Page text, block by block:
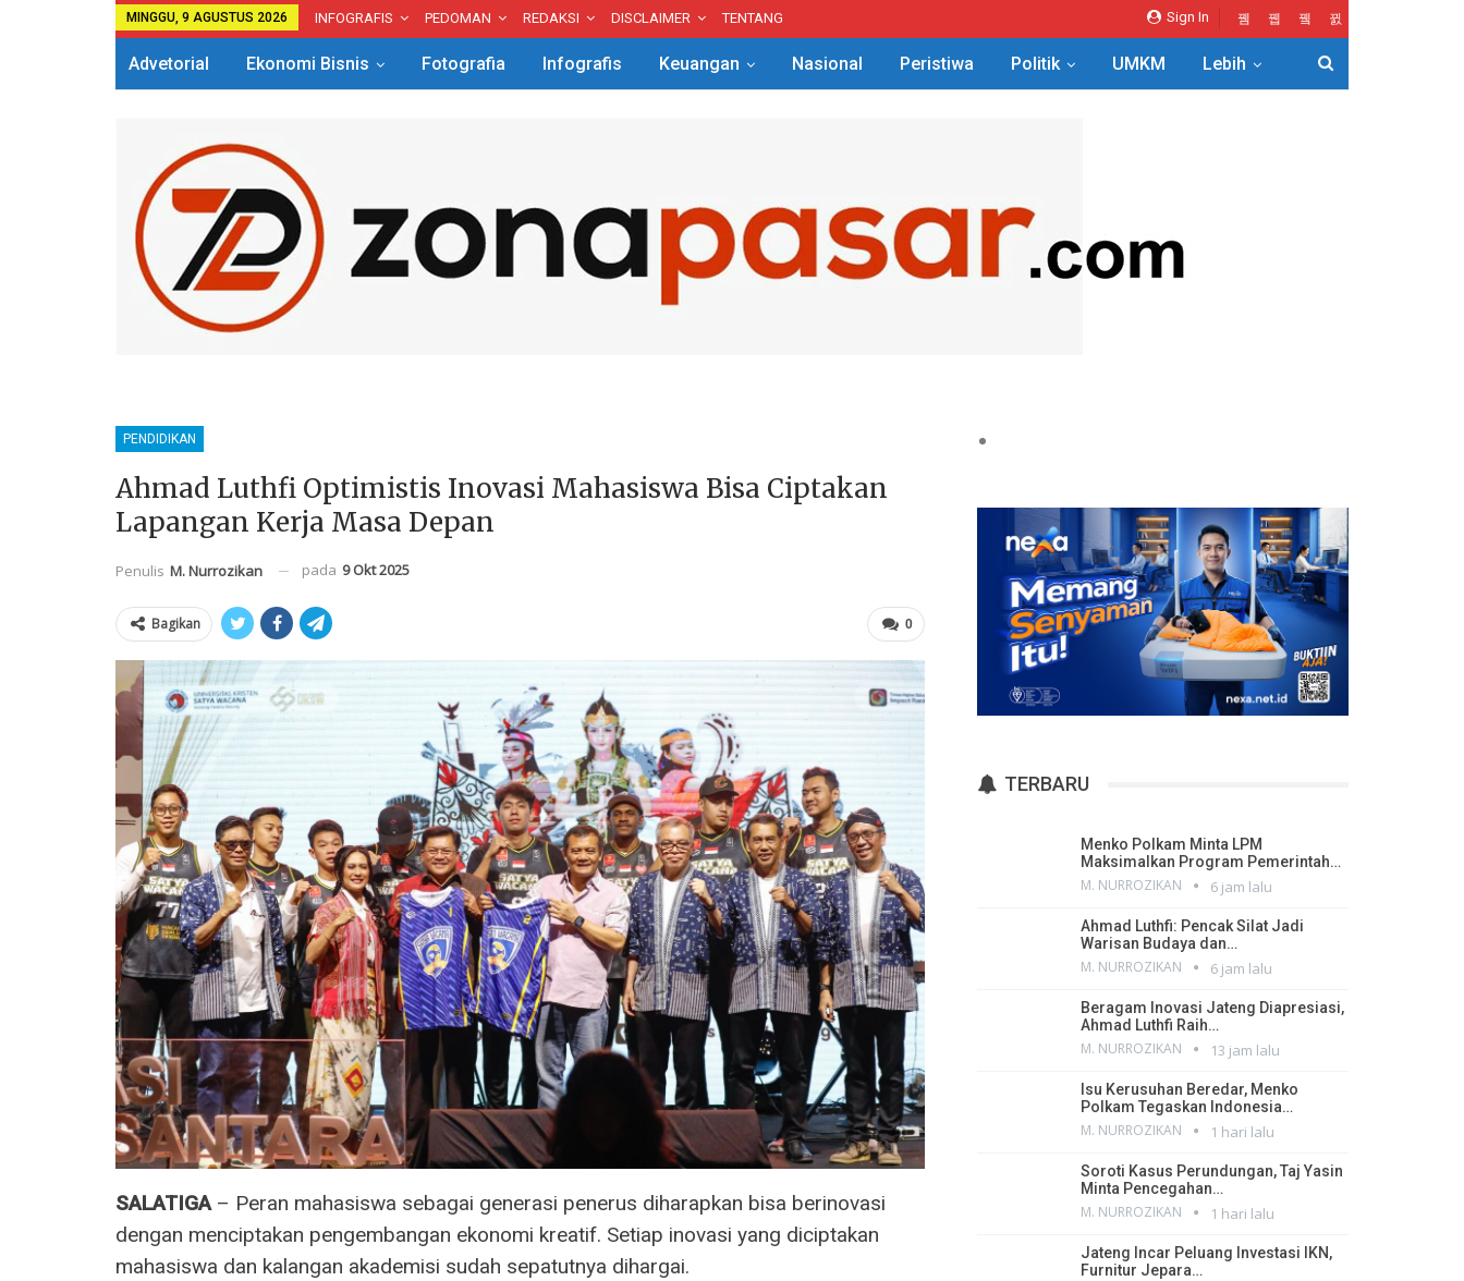
Sign In
MINGGU, 9 AGUSTUS 2026 INFOGRAFIS PEDOMAN REDAKSI DISCLAIMER TENTANG
Advetorial Ekonomi Bisnis Fotografia Infografis Keuangan Nasional Peristiwa Politik UMKM Lebih
PENDIDIKAN
Ahmad Luthfi Optimistis Inovasi Mahasiswa Bisa Ciptakan
Lapangan Kerja Masa Depan
Penulis M. Nurrozikan pada 9 Okt 2025
0
Bagikan
SALATIGA– Peran mahasiswa sebagai generasi penerus diharapkan bisa berinovasi
dengan menciptakan pengembangan ekonomi kreatif. Setiap inovasi yang diciptakan
mahasiswa dan kalangan akademisi sudah sepatutnya dihargai.
TERBARU
Menko Polkam Minta LPM
Maksimalkan Program Pemerintah…
M. NURROZIKAN 6 jam lalu
Ahmad Luthfi: Pencak Silat Jadi
Warisan Budaya dan…
M. NURROZIKAN 6 jam lalu
Beragam Inovasi Jateng Diapresiasi,
Ahmad Luthfi Raih…
M. NURROZIKAN 13 jam lalu
Isu Kerusuhan Beredar, Menko
Polkam Tegaskan Indonesia…
M. NURROZIKAN 1 hari lalu
Soroti Kasus Perundungan, Taj Yasin
Minta Pencegahan…
M. NURROZIKAN 1 hari lalu
Jateng Incar Peluang Investasi IKN,
Furnitur Jepara…